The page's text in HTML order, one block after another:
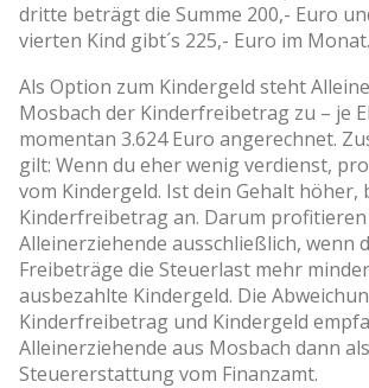
dritte beträgt die Summe 200,- Euro
vierten Kind gibt´s 225,- Euro im Monat.
Als Option zum Kindergeld steht
Mosbach der Kinderfreibetrag zu – je
momentan 3.624 Euro angerechnet.
gilt: Wenn du eher wenig verdienst,
vom Kindergeld. Ist dein Gehalt höher,
Kinderfreibetrag an. Darum profitieren
Alleinerziehende ausschließlich, wenn
Freibeträge die Steuerlast mehr
ausbezahlte Kindergeld. Die
Kinderfreibetrag und Kindergeld
Alleinerziehende aus Mosbach dann als
Steuererstattung vom Finanzamt.